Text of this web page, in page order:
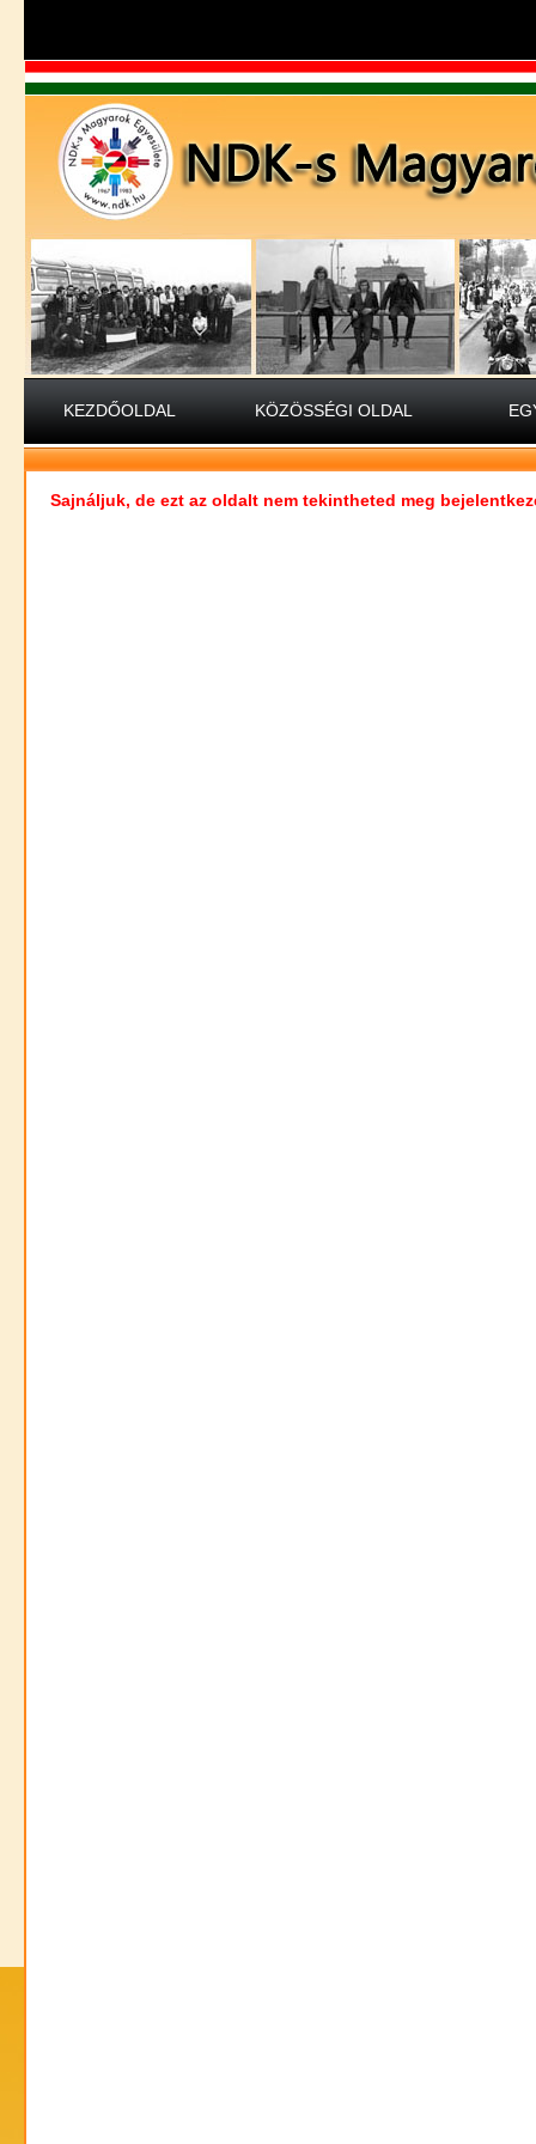
KEZDŐOLDAL KÖZÖSSÉGI OLDAL
Sajnáljuk, de ezt az oldalt nem tekintheted meg